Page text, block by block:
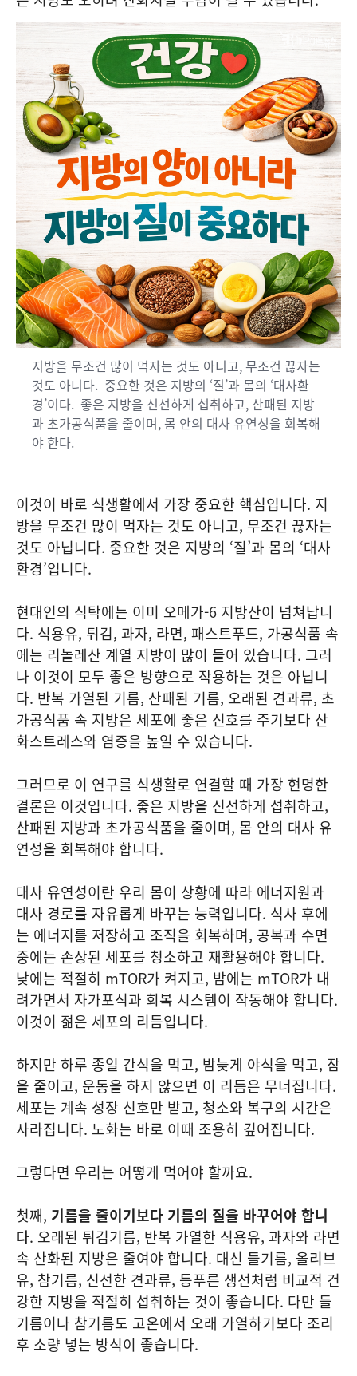
지방을 무조건 많이 먹자는 것도 아니고, 무조건 끊자는
것도 아니다. 중요한 것은 지방의 ‘질’과 몸의 ‘대사환
경’이다. 좋은 지방을 신선하게 섭취하고, 산패된 지방
과 초가공식품을 줄이며, 몸 안의 대사 유연성을 회복해
야 한다.
이것이 바로 식생활에서 가장 중요한 핵심입니다. 지
방을 무조건 많이 먹자는 것도 아니고, 무조건 끊자는
것도 아닙니다. 중요한 것은 지방의 ‘질’과 몸의 ‘대사
환경’입니다.
현대인의 식탁에는 이미 오메가-6 지방산이 넘쳐납니
다. 식용유, 튀김, 과자, 라면, 패스트푸드, 가공식품 속
에는 리놀레산 계열 지방이 많이 들어 있습니다. 그러
나 이것이 모두 좋은 방향으로 작용하는 것은 아닙니
다. 반복 가열된 기름, 산패된 기름, 오래된 견과류, 초
가공식품 속 지방은 세포에 좋은 신호를 주기보다 산
화스트레스와 염증을 높일 수 있습니다.
그러므로 이 연구를 식생활로 연결할 때 가장 현명한
결론은 이것입니다. 좋은 지방을 신선하게 섭취하고,
산패된 지방과 초가공식품을 줄이며, 몸 안의 대사 유
연성을 회복해야 합니다.
대사 유연성이란 우리 몸이 상황에 따라 에너지원과
대사 경로를 자유롭게 바꾸는 능력입니다. 식사 후에
는 에너지를 저장하고 조직을 회복하며, 공복과 수면
중에는 손상된 세포를 청소하고 재활용해야 합니다.
낮에는 적절히 mTOR가 켜지고, 밤에는 mTOR가 내
려가면서 자가포식과 회복 시스템이 작동해야 합니다.
이것이 젊은 세포의 리듬입니다.
하지만 하루 종일 간식을 먹고, 밤늦게 야식을 먹고, 잠
을 줄이고, 운동을 하지 않으면 이 리듬은 무너집니다.
세포는 계속 성장 신호만 받고, 청소와 복구의 시간은
사라집니다. 노화는 바로 이때 조용히 깊어집니다.
그렇다면 우리는 어떻게 먹어야 할까요.
첫째, 기름을 줄이기보다 기름의 질을 바꾸어야 합니
다. 오래된 튀김기름, 반복 가열한 식용유, 과자와 라면
속 산화된 지방은 줄여야 합니다. 대신 들기름, 올리브
유, 참기름, 신선한 견과류, 등푸른 생선처럼 비교적 건
강한 지방을 적절히 섭취하는 것이 좋습니다. 다만 들
기름이나 참기름도 고온에서 오래 가열하기보다 조리
후 소량 넣는 방식이 좋습니다.